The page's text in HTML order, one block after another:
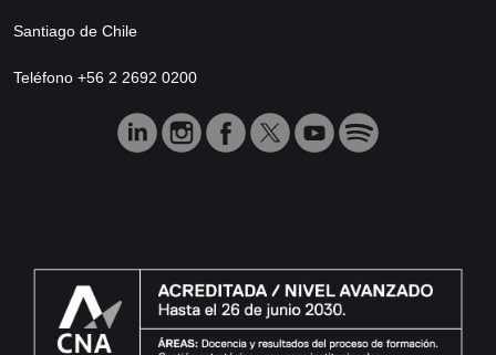
Santiago de Chile
Teléfono +56 2 2692 0200